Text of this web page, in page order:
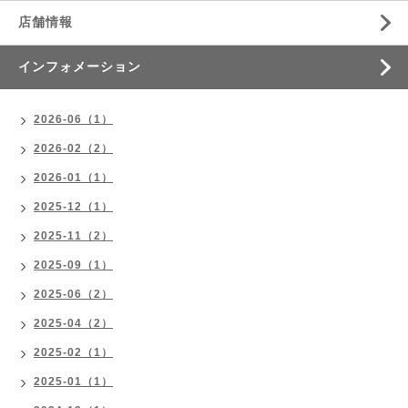
店舗情報
インフォメーション
2026-06（1）
2026-02（2）
2026-01（1）
2025-12（1）
2025-11（2）
2025-09（1）
2025-06（2）
2025-04（2）
2025-02（1）
2025-01（1）